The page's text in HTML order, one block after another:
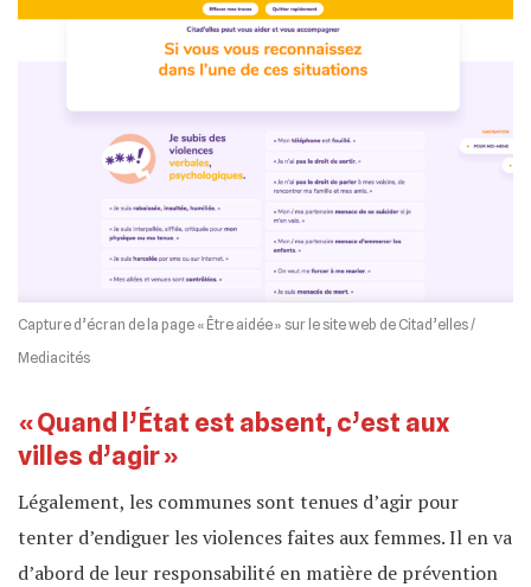
Capture d’écran de la page « Être aidée » sur le site web de Citad’elles /
Mediacités
« Quand l’État est absent, c’est aux
villes d’agir »
Légalement, les communes sont tenues d’agir pour
tenter d’endiguer les violences faites aux femmes. Il en va
d’abord de leur responsabilité en matière de prévention